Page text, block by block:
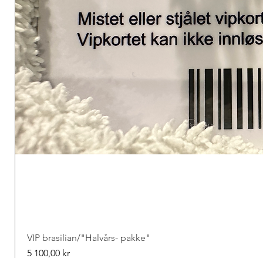
VIP brasilian/"Halvårs- pakke"
Price
5 100,00 kr